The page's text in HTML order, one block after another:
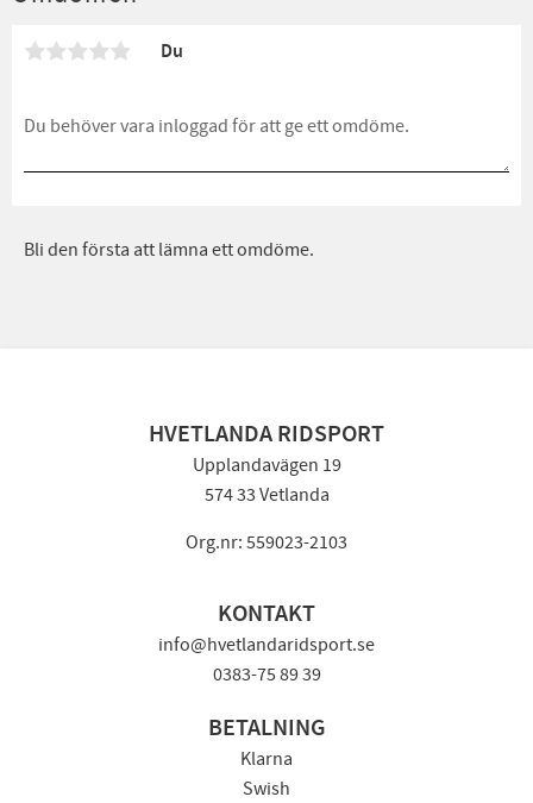
Du
Bli den första att lämna ett omdöme.
HVETLANDA RIDSPORT
Upplandavägen 19
574 33 Vetlanda
Org.nr: 559023-2103
KONTAKT
info@hvetlandaridsport.se
0383-75 89 39
BETALNING
Klarna
Swish